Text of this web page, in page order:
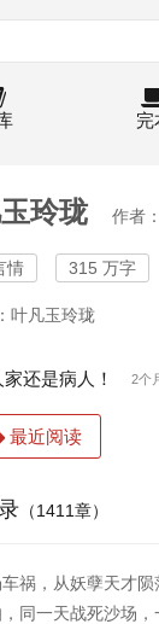
完
玲珑 作者：
情 315 万字
叶凡玉玲珑
还是病人！ 2个
最近阅读
（1411章）
祸，从妖孽天才陨
同一天战死沙场，